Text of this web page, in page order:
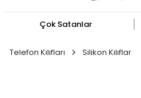
Çok Satanlar
Telefon Kılıfları Silikon Kılıflar